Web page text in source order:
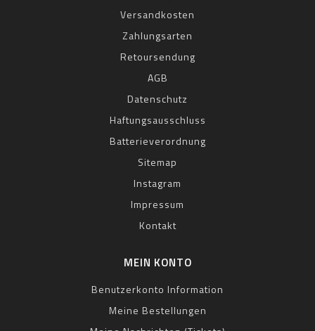
Versandkosten
Zahlungsarten
Retoursendung
AGB
Datenschutz
Haftungsausschluss
Batterieverordnung
Sitemap
Instagram
Impressum
Kontakt
MEIN KONTO
Benutzerkonto Information
Meine Bestellungen